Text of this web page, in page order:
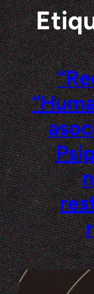
Saltar
al
contenido